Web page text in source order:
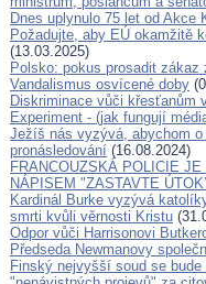
Dnes uplynulo 75 let od Akce
Požadujte, aby EÚ okamžitě
(13.03.2025)
Polsko: pokus prosadit
Vandalismus osvícené doby
Diskriminace vůči křesťanům
Experiment - (jak fungují
Ježíš nás vyzývá, abychom
pronásledování (16.08.2024)
FRANCOUZSKÁ POLICIE
NÁPISEM "ZASTAVTE
Kardinál Burke vyzývá
smrti kvůli věrnosti Kristu
Odpor vůči Harrisonovi
Předseda Newmanovy
Finský nejvyšší soud se